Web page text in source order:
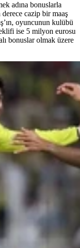
adına bonuslarla
cazip bir maaş
oyuncunun kulübü
ise 5 milyon eurosu
bonuslar olmak üzere